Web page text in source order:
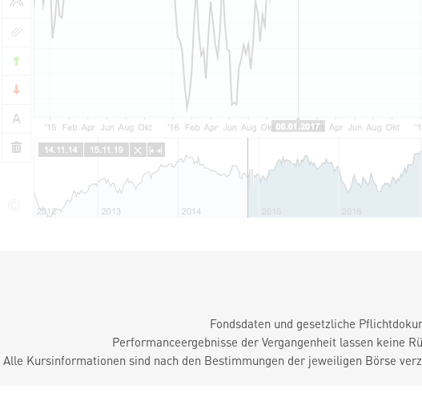
Fondsdaten und gesetzliche
Performanceergebnisse der Vergangenheit lassen keine
Alle Kursinformationen sind nach den Bestimmungen der jeweiligen Börse